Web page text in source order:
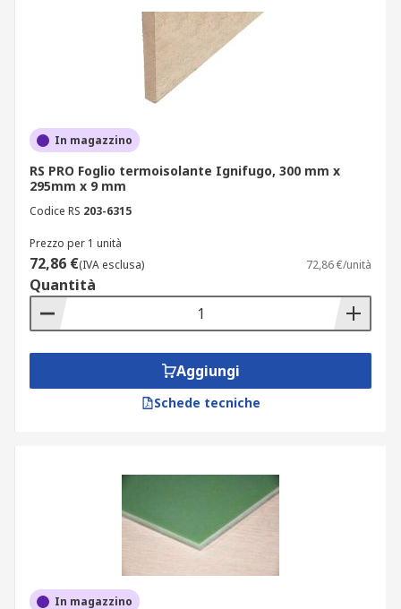
In magazzino
RS PRO Foglio termoisolante Ignifugo, 300 mm x
295mm x 9 mm
Codice RS 203-6315
Prezzo per 1 unità
72,86 €(IVA esclusa) 72,86 €/unità
Quantità
Aggiungi
Schede tecniche
In magazzino